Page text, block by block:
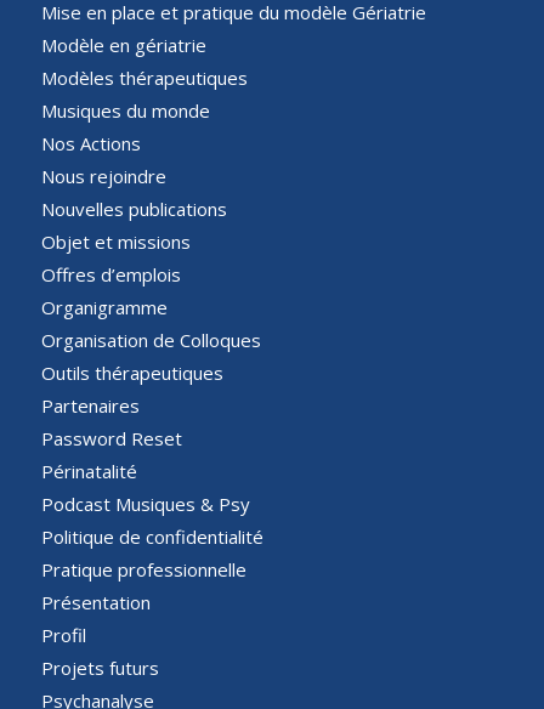
Mise en place et pratique du modèle Gériatrie
Modèle en gériatrie
Modèles thérapeutiques
Musiques du monde
Nos Actions
Nous rejoindre
Nouvelles publications
Objet et missions
Offres d’emplois
Organigramme
Organisation de Colloques
Outils thérapeutiques
Partenaires
Password Reset
Périnatalité
Podcast Musiques & Psy
Politique de confidentialité
Pratique professionnelle
Présentation
Profil
Projets futurs
Psychanalyse